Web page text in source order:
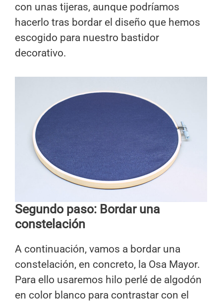
con unas tijeras, aunque podríamos
hacerlo tras bordar el diseño que hemos
escogido para nuestro bastidor
decorativo.
Segundo paso: Bordar una
constelación
A continuación, vamos a bordar una
constelación, en concreto, la Osa Mayor.
Para ello usaremos hilo perlé de algodón
en color blanco para contrastar con el